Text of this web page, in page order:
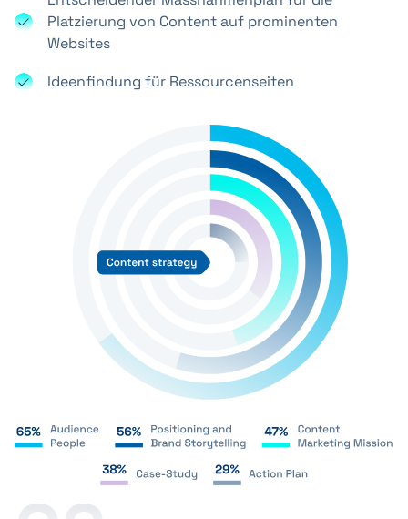
Platzierung von Content auf prominenten
Websites
Ideenfindung für Ressourcenseiten